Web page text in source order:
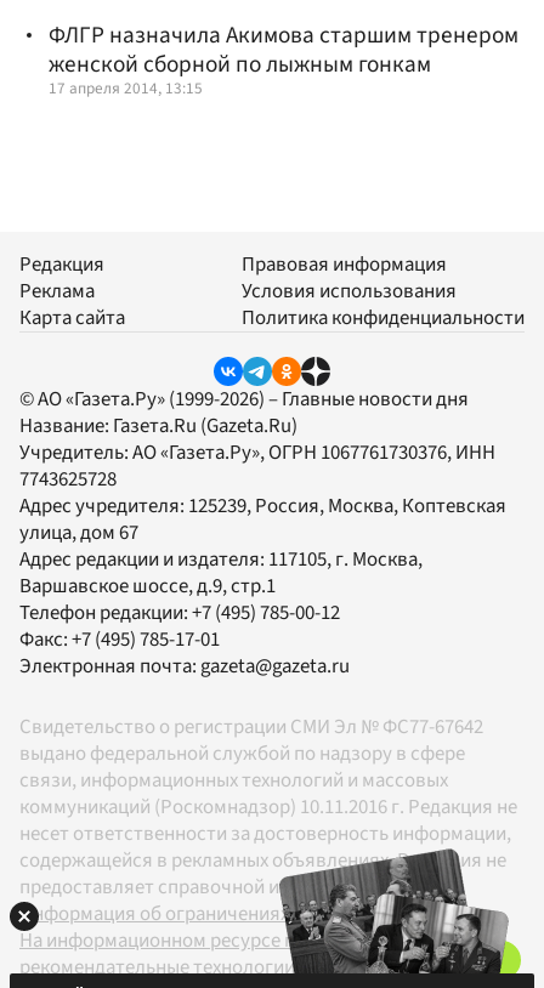
ФЛГР назначила Акимова старшим тренером
женской сборной по лыжным гонкам
17 апреля 2014, 13:15
Редакция
Реклама
Карта сайта
Правовая информация
Условия использования
Политика конфиденциальности
© АО «Газета.Ру» (1999-2026) – Главные новости дня
Название: Газета.Ru (Gazeta.Ru)
Учредитель:АО «Газета.Ру», ОГРН 1067761730376, ИНН
7743625728
Адрес учредителя: 125239, Россия, Москва, Коптевская
улица, дом 67
Адрес редакции и издателя: 117105, г. Москва,
Варшавское шоссе, д.9, стр.1
Телефон редакции:+7 (495) 785-00-12
Факс:+7 (495) 785-17-01
Электронная почта: gazeta@gazeta.ru
Свидетельство о регистрации СМИ Эл № ФС77-67642
выдано федеральной службой по надзору в сфере
связи, информационных технологий и массовых
коммуникаций (Роскомнадзор) 10.11.2016 г. Редакция не
несет ответственности за достоверность информации,
содержащейся в рекламных объявлениях. Редакция не
предоставляет справочной информации.
Информация об ограничениях
На информационном ресурсе применяются
рекомендательные технологии в соответствии с